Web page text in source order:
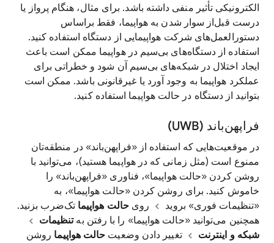
الکترونیکی تأثیر منفی داشته باشد. برای مثال، هنگام پرواز یا
درست قبل‌از سوار شدن به هواپیما، فقط براساس
دستورالعمل‌های شرکت هواپیمایی از دستگاه استفاده کنید.
استفاده از دستگاه‌های بی‌سیم در هواپیما ممکن است باعث
ایجاد اختلال در شبکه‌های بی‌سیم آن شود و خطراتی برای
عملکرد هواپیما به وجود آورد یا غیرقانونی باشد. ممکن است
بتوانید از دستگاه در حالت هواپیما استفاده کنید.
فراپهن‌باند (UWB)
در موقعیت‌هایی که استفاده از «فراپهن‌باند» در منطقه‌تان
ممنوع است (مثل زمانی که در هواپیما هستید)، می‌توانید با
روشن کردن «حالت هواپیما»، فناوری «فراپهن‌باند» را
خاموش کنید. برای روشن کردن «حالت هواپیما»، به
«تنظیمات فوری» بروید
رویحالت هواپیما تک‌ضرب بزنید.
همچنین می‌توانید «حالت هواپیما» را با رفتن بهتنظیمات
شبکه و اینترنت
تغییر دادن وضعیت حالت هواپیما روشن